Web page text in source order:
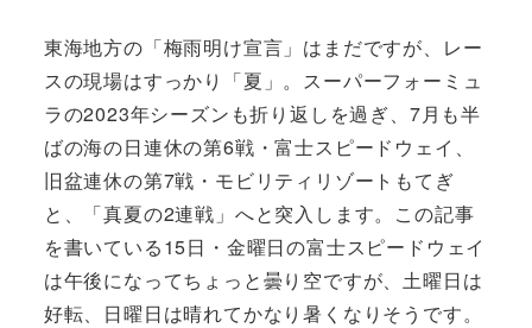
東海地方の「梅雨明け宣言」はまだですが、レー
スの現場はすっかり「夏」。スーパーフォーミュ
ラの2023年シーズンも折り返しを過ぎ、7月も半
ばの海の日連休の第6戦・富士スピードウェイ、
旧盆連休の第7戦・モビリティリゾートもてぎ
と、「真夏の2連戦」へと突入します。この記事
を書いている15日・金曜日の富士スピードウェイ
は午後になってちょっと曇り空ですが、土曜日は
好転、日曜日は晴れてかなり暑くなりそうです。